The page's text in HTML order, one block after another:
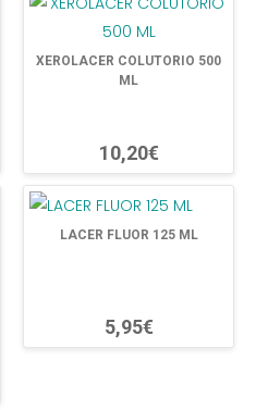
XEROLACER COLUTORIO 500
ML
10,20€
LACER FLUOR 125 ML
5,95€